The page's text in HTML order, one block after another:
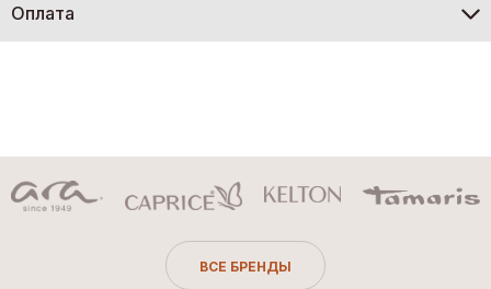
Оплата
ВСЕ БРЕНДЫ